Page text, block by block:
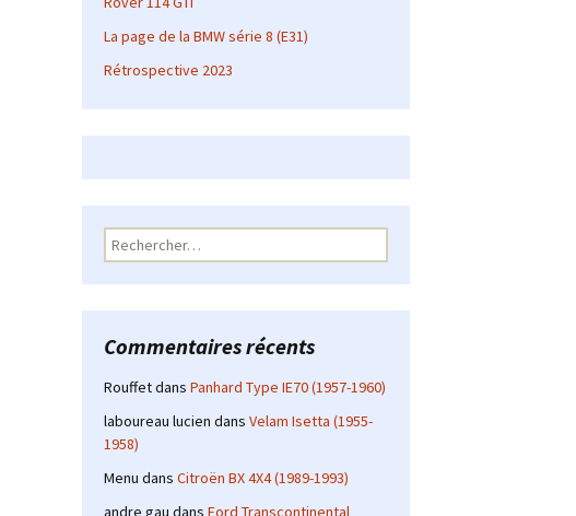
La page de la BMW série 8 (E31)
Rétrospective 2023
Rechercher :
Commentaires récents
Rouffetdans Panhard Type IE70 (1957-1960)
laboureau lucien dans Velam Isetta (1955-
1958)
Menu dans Citroën BX 4X4 (1989-1993)
andre gau dans Ford Transcontinental